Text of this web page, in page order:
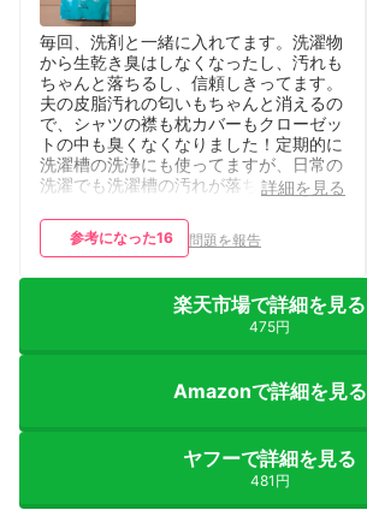
毎回、洗剤と一緒に入れてます。洗濯物
から生乾き臭はしなくなったし、汚れも
ちゃんと落ちるし、信頼しきってます。
夫の皮脂汚れの匂いもちゃんと消えるの
で、シャツの襟も枕カバーもクローゼッ
トの中も臭くなくなりました！定期的に
洗濯槽の洗浄にも使ってますが、日常の
洗濯でも洗濯槽の汚れが落ちます。
詳細を見る
参考になった16 問題を報告
楽天市場で詳細を見る
475円
Amazonで詳細を見る
ヤフーで詳細を見る
481円